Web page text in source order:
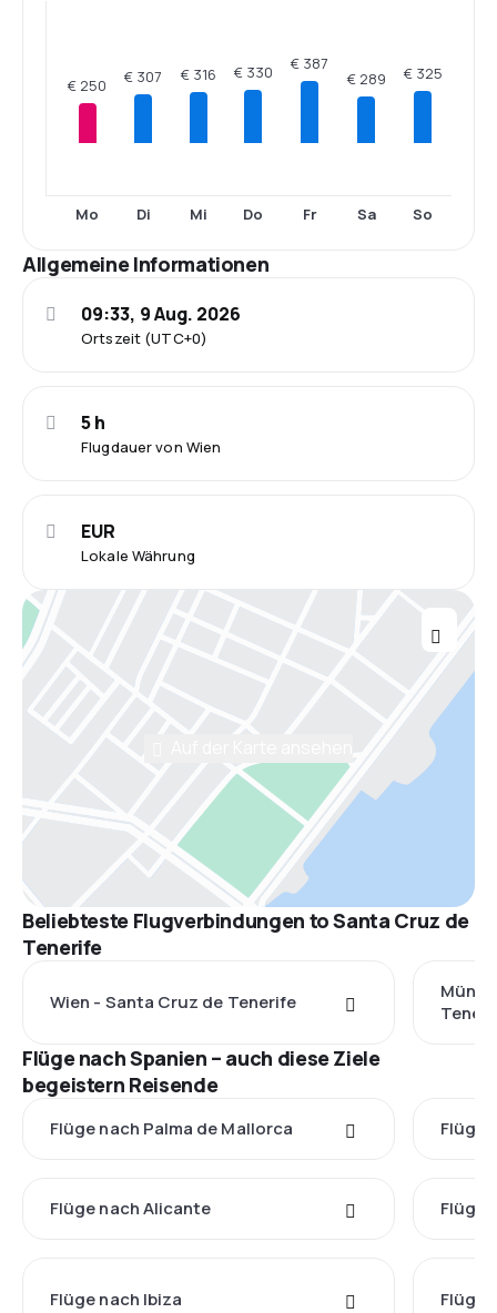
€ 250
Mo
€ 307
Di
€ 316
Mi
€ 330
Do
€ 387
Fr
€ 289
Sa
€ 325
So
Allgemeine Informationen
Ortszeit (UTC+0)
09:33, 9 Aug. 2026
Flugdauer von Wien
5 h
Lokale Währung
EUR
Beliebteste Flugverbindungen to Santa Cruz de
Tenerife
Wien - Santa Cruz de Tenerife
Flüge nach Spanien – auch diese Ziele
begeistern Reisende
Flüge nach Palma de Mallorca Flüge
Flüge nach Alicante Flüge
Flüge nach Ibiza Flüge